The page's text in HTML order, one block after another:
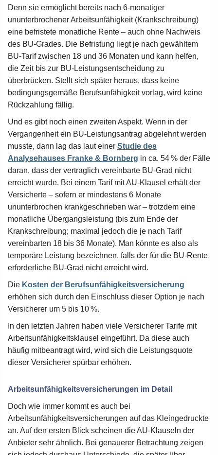
Denn sie ermöglicht bereits nach 6-monatiger
ununterbrochener Arbeitsunfähigkeit (Krankschreibung)
eine befristete monatliche Rente – auch ohne Nachweis
des BU-Grades. Die Befristung liegt je nach gewähltem
BU-Tarif zwischen 18 und 36 Monaten und kann helfen,
die Zeit bis zur BU-Leistungsentscheidung zu
überbrücken. Stellt sich später heraus, dass keine
bedingungsgemäße Berufsunfähigkeit vorlag, wird keine
Rückzahlung fällig.
Und es gibt noch einen zweiten Aspekt. Wenn in der
Vergangenheit ein BU-Leistungsantrag abgelehnt werden
musste, dann lag das laut einer Studie des
Analysehauses Franke & Bornberg in ca. 54 % der Fälle
daran, dass der vertraglich vereinbarte BU-Grad nicht
erreicht wurde. Bei einem Tarif mit AU-Klausel erhält der
Versicherte – sofern er mindestens 6 Monate
ununterbrochen krankgeschrieben war – trotzdem eine
monatliche Übergangsleistung (bis zum Ende der
Krankschreibung; maximal jedoch die je nach Tarif
vereinbarten 18 bis 36 Monate). Man könnte es also als
temporäre Leistung bezeichnen, falls der für die BU-Rente
erforderliche BU-Grad nicht erreicht wird.
Die Kosten der Berufsunfähigkeitsversicherung
erhöhen sich durch den Einschluss dieser Option je nach
Versicherer um 5 bis 10 %.
In den letzten Jahren haben viele Versicherer Tarife mit
Arbeitsunfähigkeitsklausel eingeführt. Da diese auch
häufig mitbeantragt wird, wird sich die Leistungsquote
dieser Versicherer spürbar erhöhen.
Arbeitsunfähigkeitsversicherungen im Detail
Doch wie immer kommt es auch bei
Arbeitsunfähigkeitsversicherungen auf das Kleingedruckte
an. Auf den ersten Blick scheinen die AU-Klauseln der
Anbieter sehr ähnlich. Bei genauerer Betrachtung zeigen